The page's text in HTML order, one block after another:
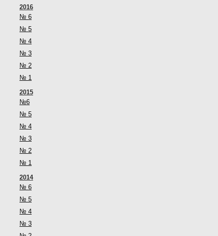
2016
№ 6
№ 5
№ 4
№ 3
№ 2
№ 1
2015
№6
№ 5
№ 4
№ 3
№ 2
№ 1
2014
№ 6
№ 5
№ 4
№ 3